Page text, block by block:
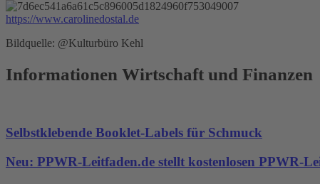
https://www.carolinedostal.de
Bildquelle: @Kulturbüro Kehl
Informationen Wirtschaft und Finanzen
Selbstklebende Booklet-Labels für Schmuck
Neu: PPWR-Leitfaden.de stellt kostenlosen PPWR-